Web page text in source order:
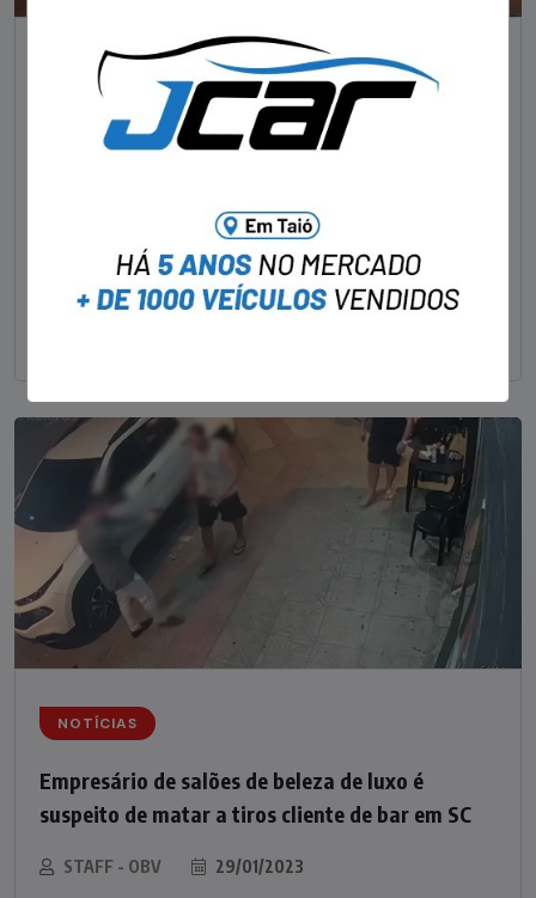
NOTÍCIAS
Foragido pela morte de delegado aposentado
29/01/2023
Um dos dois foragidos investigados pelo latrocínio de
um delegado aposentado em um bar de Criciúma, no
NOTÍCIAS
Empresário de salões de beleza de luxo é
suspeito de matar a tiros cliente de bar em SC
STAFF - OBV 29/01/2023